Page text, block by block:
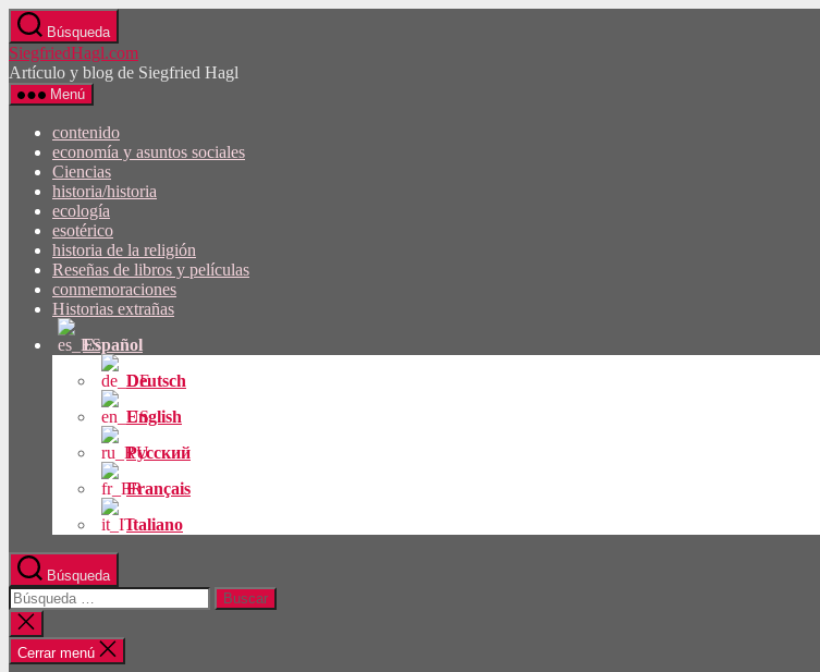
Saltar
al
contenido
Búsqueda
SiegfriedHagl.com
Artículo y blog de Siegfried Hagl
Menú
contenido
economía y asuntos sociales
Ciencias
historia/historia
ecología
esotérico
historia de la religión
Reseñas de libros y películas
conmemoraciones
Historias extrañas
Español
Deutsch
English
Русский
Français
Italiano
Búsqueda
Buscar:
Cerrar
búsqueda
Cerrar menú